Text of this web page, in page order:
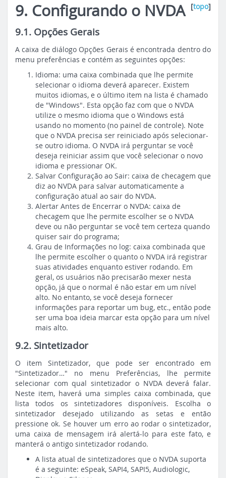
9. Configurando o NVDA [topo]
9.1. Opções Gerais
A caixa de diálogo Opções Gerais é encontrada dentro do
menu preferências e contém as seguintes opções:
Idioma: uma caixa combinada que lhe permite
selecionar o idioma deverá aparecer. Existem
muitos idiomas, e o último item na lista é chamado
de "Windows". Esta opção faz com que o NVDA
utilize o mesmo idioma que o Windows está
usando no momento (no painel de controle). Note
que o NVDA precisa ser reiniciado após selecionar-
se outro idioma. O NVDA irá perguntar se você
deseja reiniciar assim que você selecionar o novo
idioma e pressionar OK.
Salvar Configuração ao Sair: caixa de checagem que
diz ao NVDA para salvar automaticamente a
configuração atual ao sair do NVDA.
Alertar Antes de Encerrar o NVDA: caixa de
checagem que lhe permite escolher se o NVDA
deve ou não perguntar se você tem certeza quando
quiser sair do programa;
Grau de Informações no log: caixa combinada que
lhe permite escolher o quanto o NVDA irá registrar
suas atividades enquanto estiver rodando. Em
geral, os usuários não precisarão mexer nesta
opção, já que o normal é não estar em um nível
alto. No entanto, se você deseja fornecer
informações para reportar um bug, etc., então pode
ser uma boa ideia marcar esta opção para um nível
mais alto.
9.2. Sintetizador
O item Sintetizador, que pode ser encontrado em
"Sintetizador…" no menu Preferências, lhe permite
selecionar com qual sintetizador o NVDA deverá falar.
Neste item, haverá uma simples caixa combinada, que
lista todos os sintetizadores disponíveis. Escolha o
sintetizador desejado utilizando as setas e então
pressione ok. Se houver um erro ao rodar o sintetizador,
uma caixa de mensagem irá alertá-lo para este fato, e
manterá o antigo sintetizador rodando.
A lista atual de sintetizadores que o NVDA suporta
é a seguinte: eSpeak, SAPI4, SAPI5, Audiologic,